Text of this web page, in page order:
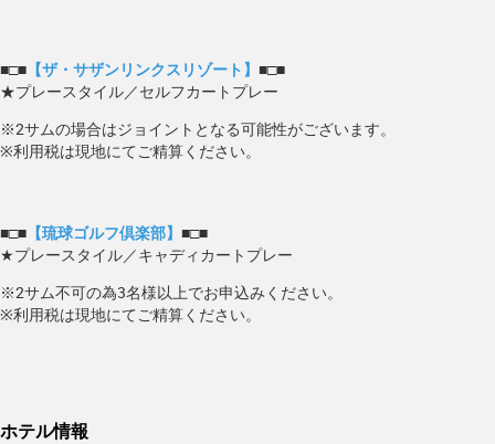
■□■ 【ザ・サザンリンクスリゾート】 ■□■
★プレースタイル／セルフカートプレー
※2サムの場合はジョイントとなる可能性がございます。
※利用税は現地にてご精算ください。
■□■ 【琉球ゴルフ倶楽部】 ■□■
★プレースタイル／キャディカートプレー
※2サム不可の為3名様以上でお申込みください。
※利用税は現地にてご精算ください。
ホテル情報